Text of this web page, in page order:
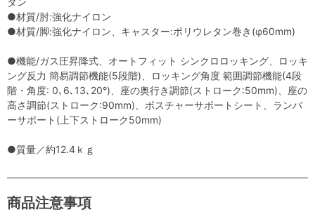
●材質/肘:強化ナイロン
●材質/脚:強化ナイロン、キャスター:ポリウレタン巻き(φ60mm)
●機能/ガス圧昇降式、オートフィット シンクロロッキング、ロッキ
ング反力 簡易調節機能(5段階)、ロッキング角度 範囲調節機能(4段
階・角度: 0､6､13､20°)、座の奥行き調節(ストローク:50mm)、座の
高さ調節(ストローク:90mm)、ポスチャーサポートシート、ランバ
ーサポート(上下ストローク50mm)
●質量／約12.4ｋｇ
商品注意事項